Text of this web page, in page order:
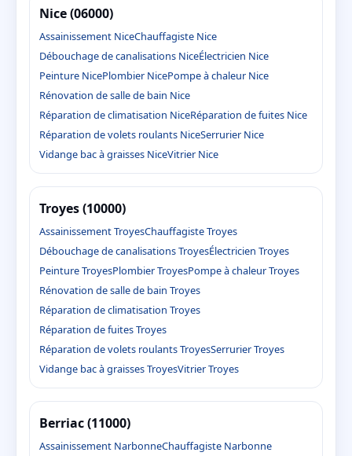
Nice (06000)
Assainissement NiceChauffagiste Nice
Débouchage de canalisations NiceÉlectricien Nice
Peinture NicePlombier NicePompe à chaleur Nice
Rénovation de salle de bain Nice
Réparation de climatisation NiceRéparation de fuites Nice
Réparation de volets roulants NiceSerrurier Nice
Vidange bac à graisses NiceVitrier Nice
Troyes (10000)
Assainissement TroyesChauffagiste Troyes
Débouchage de canalisations TroyesÉlectricien Troyes
Peinture TroyesPlombier TroyesPompe à chaleur Troyes
Rénovation de salle de bain Troyes
Réparation de climatisation Troyes
Réparation de fuites Troyes
Réparation de volets roulants TroyesSerrurier Troyes
Vidange bac à graisses TroyesVitrier Troyes
Berriac (11000)
Assainissement NarbonneChauffagiste Narbonne